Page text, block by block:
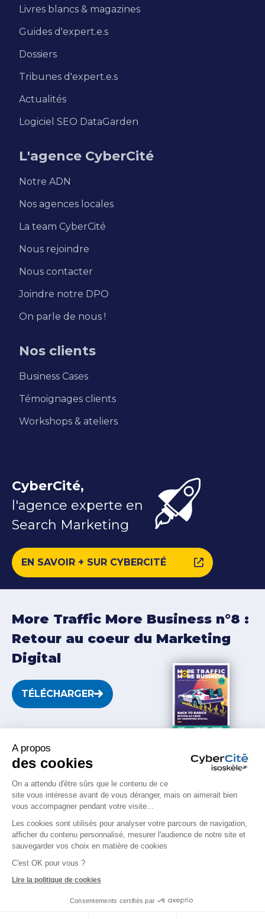
A propos
des cookies
On a attendu d'être sûrs que le contenu de ce
site vous intéresse avant de vous déranger, mais on aimerait bien
vous accompagner pendant votre visite...
Les cookies sont utilisés pour analyser votre parcours de navigation,
afficher du contenu personnalisé, mesurer l'audience de notre site et
sauvegarder vos choix en matière de cookies
C'est OK pour vous ?
Lire la politique de cookies
Consentements certifiés par
Livres blancs & magazines
Guides d'expert.e.s
Dossiers
Tribunes d'expert.e.s
Actualités
Logiciel SEO DataGarden
L'agence CyberCité
Notre ADN
Nos agences locales
La team CyberCité
Nous rejoindre
Nous contacter
Joindre notre DPO
On parle de nous !
Nos clients
Business Cases
Témoignages clients
Workshops & ateliers
CyberCité,
l'agence experte en
Search Marketing
EN SAVOIR + SUR CYBERCITÉ
More Traffic More Business n°8 :
Retour au coeur du Marketing
Digital
TÉLÉCHARGER
Depuis 1999.Lyon .Paris.Nantes. Rennes
Chambéry.Sophia Antipolis. + de 130
collaborateurs.trices.
© Isoskèle 1999-2026 - Siren 415068345
de confidentialité
Paramètres cookies